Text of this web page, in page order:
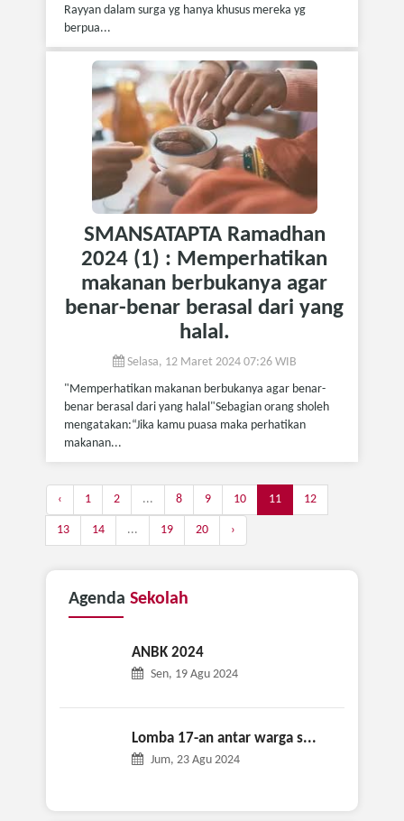
Rayyan dalam surga yg hanya khusus mereka yg
berpua...
SMANSATAPTA Ramadhan
2024 (1) : Memperhatikan
makanan berbukanya agar
benar-benar berasal dari yang
halal.
Selasa, 12 Maret 2024 07:26 WIB
"Memperhatikan makanan berbukanya agar benar-
benar berasal dari yang halal"Sebagian orang sholeh
mengatakan:“Jika kamu puasa maka perhatikan
makanan...
‹ 1 2 ... 8 9 10 11 12
13 14 ... 19 20 ›
Agenda Sekolah
ANBK 2024
Sen, 19 Agu 2024
Lomba 17-an antar warga s...
Jum, 23 Agu 2024